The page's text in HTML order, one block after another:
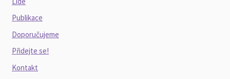
Publikace
Doporučujeme
Přidejte se!
Kontakt